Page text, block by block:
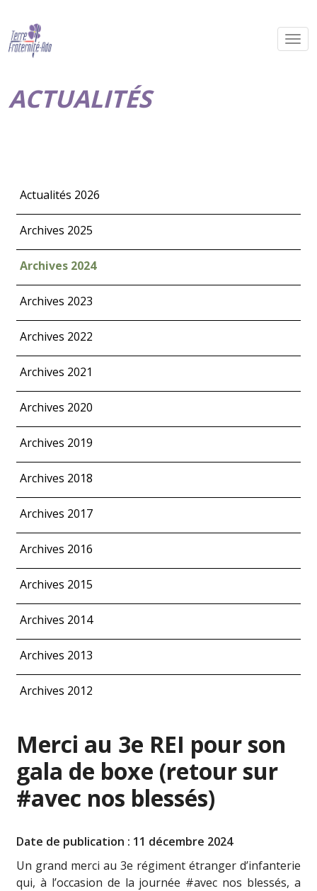
ACTUALITÉS
Actualités 2026
Archives 2025
Archives 2024
Archives 2023
Archives 2022
Archives 2021
Archives 2020
Archives 2019
Archives 2018
Archives 2017
Archives 2016
Archives 2015
Archives 2014
Archives 2013
Archives 2012
Merci au 3e REI pour son
gala de boxe (retour sur
#avec nos blessés)
Date de publication : 11 décembre 2024
Un grand merci au 3e régiment étranger d’infanterie
qui, à l’occasion de la journée #avec nos blessés, a